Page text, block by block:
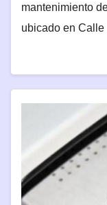
mantenimiento
ubicado en